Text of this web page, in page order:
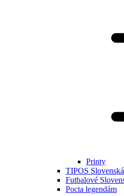
Printy
TIPOS
Futbalové
Pocta legendám